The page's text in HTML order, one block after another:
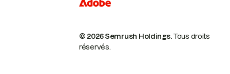
© 2026 Semrush Holdings.Tous droits
réservés.